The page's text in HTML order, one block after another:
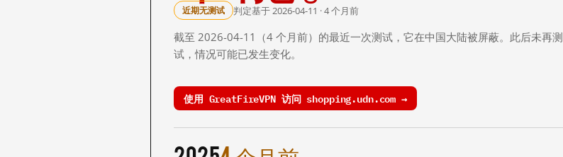
近期无测试 判定基于 2026-04-11 · 4 个月前
截至 2026-04-11（4 个月前）的最近一次测试，它在中国大陆被屏蔽。此后未再测
试，情况可能已发生变化。
使用 GreatFireVPN 访问 shopping.udn.com →